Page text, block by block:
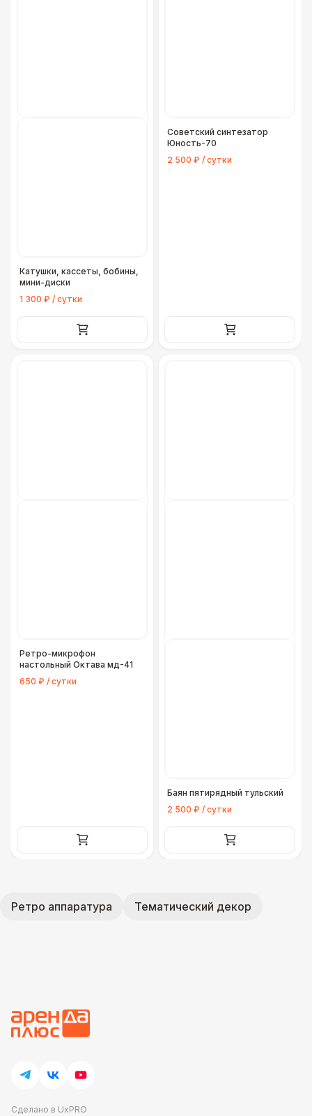
Катушки, кассеты, бобины,
мини-диски
1 300 ₽ / сутки
Советский синтезатор
Юность-70
2 500 ₽ / сутки
Ретро-микрофон
настольный Октава мд-41
650 ₽ / сутки
Баян пятирядный тульский
2 500 ₽ / сутки
Ретро аппаратура Тематический декор
Сделано в UxPRO